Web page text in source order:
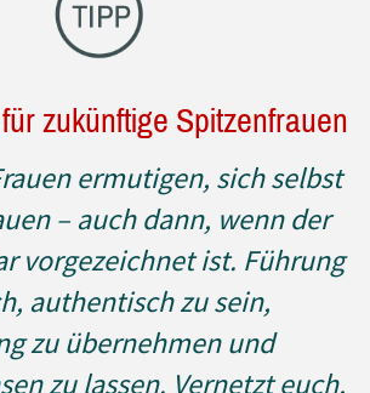
zukünftige Spitzenfrauen
ermutigen, sich selbst
– auch dann, wenn der
vorgezeichnet ist. Führung
authentisch zu sein,
zu übernehmen und
zu lassen. Vernetzt euch,